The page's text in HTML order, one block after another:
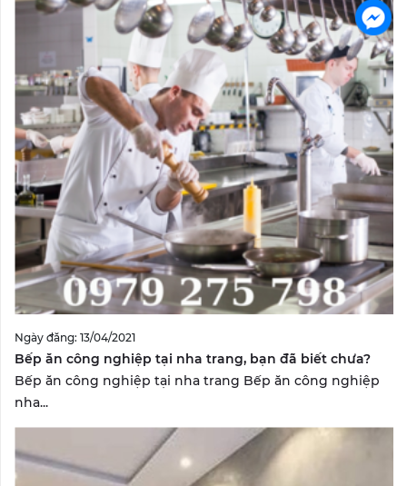
Ngày đăng: 13/04/2021
Bếp ăn công nghiệp tại nha trang, bạn đã biết chưa?
Bếp ăn công nghiệp tại nha trang Bếp ăn công nghiệp
nha...